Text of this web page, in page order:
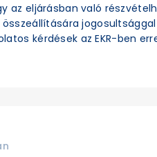
az eljárásban való
jogosultsággal
kérdések az EKR-ben